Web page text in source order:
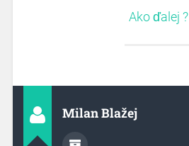
Ako ďalej ?
Milan Blažej